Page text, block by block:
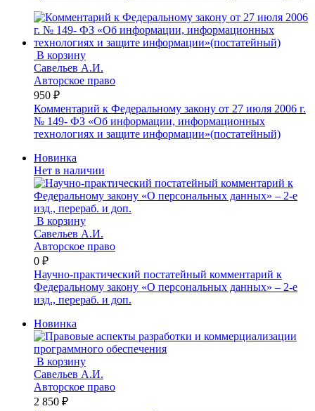
В корзину
Савельев А.И.
Авторское право
950 ₽
Комментарий к Федеральному закону от 27 июля 2006 г.
№ 149- ФЗ «Об информации, информационных
технологиях и защите информации»(постатейный)
Новинка
Нет в наличии
В корзину
Савельев А.И.
Авторское право
0 ₽
Научно-практический постатейный комментарий к
Федеральному закону «О персональных данных» – 2-е
изд., перераб. и доп.
Новинка
В корзину
Савельев А.И.
Авторское право
2 850 ₽